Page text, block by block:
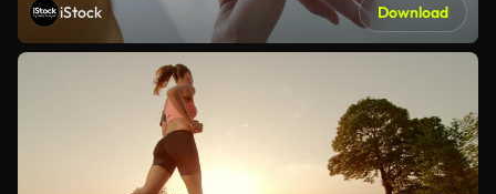
iStock Download